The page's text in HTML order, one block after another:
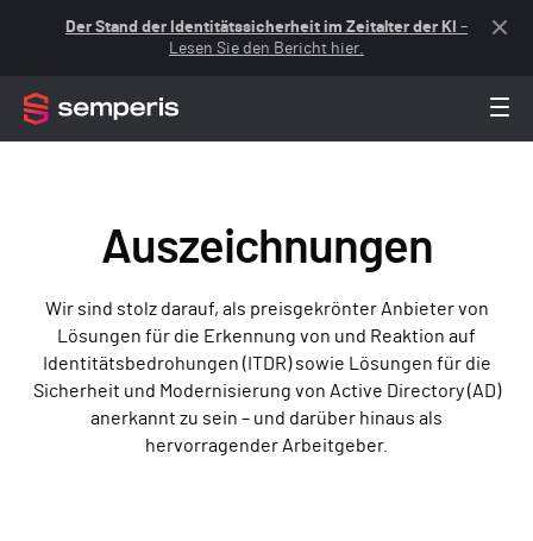
Der Stand der Identitätssicherheit im Zeitalter der KI –
Lesen Sie den Bericht hier.
Auszeichnungen
Wir sind stolz darauf, als preisgekrönter Anbieter von
Lösungen für die Erkennung von und Reaktion auf
Identitätsbedrohungen (ITDR) sowie Lösungen für die
Sicherheit und Modernisierung von Active Directory (AD)
anerkannt zu sein – und darüber hinaus als
hervorragender Arbeitgeber.